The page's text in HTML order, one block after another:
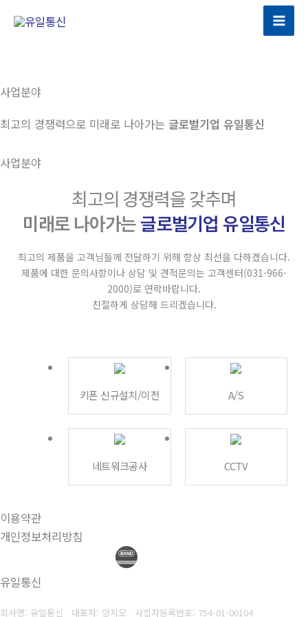
너
뛰
사업분야
최고의 경쟁력으로 미래로 나아가는 글로벌기업 유일통신
사업분야
최고의 경쟁력을 갖추며
미래로 나아가는글로벌기업 유일통신
최고의 제품을 고객님들께 전달하기 위해 항상 최선을 다하겠습니다.
제품에 대한 문의사항이나 상담 및 견적문의는 고객센터(031-966-
2000)로 연락바랍니다.
친절하게 상담해 드리겠습니다.
키폰 신규설치/이전 A/S
네트워크공사 CCTV
이용약관
개인정보처리방침
유일통신
회사명: 유일통신 대표자: 양치모 사업자등록번호: 754-01-00104